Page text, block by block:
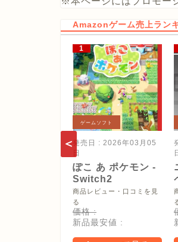
Amazonゲーム売上ラン
ゲームソフト
発売日 : 2026年03月05
日
ぽこ あ ポケモン -
Switch2
商品レビュー・口コミを見
る
価格 :
新品最安値 :